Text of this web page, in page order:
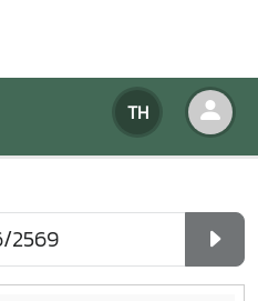
TH
หน่วยงาน